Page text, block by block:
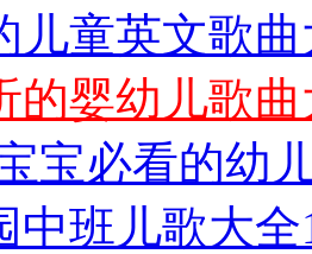
儿童英文歌
的婴幼儿歌
宝必看的幼
中班儿歌大全